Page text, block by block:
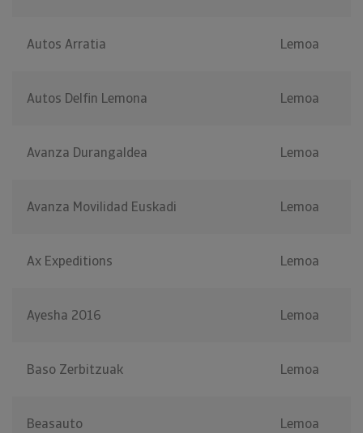
Autos Arratia Lemoa
Autos Delfin Lemona Lemoa
Avanza Durangaldea Lemoa
Avanza Movilidad Euskadi Lemoa
Ax Expeditions Lemoa
Ayesha 2016 Lemoa
Baso Zerbitzuak Lemoa
Beasauto Lemoa